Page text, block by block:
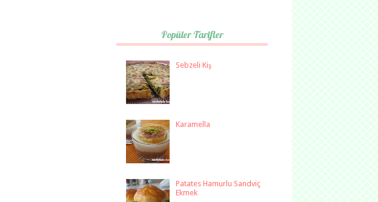
Popüler Tarifler
Sebzeli Kiş
Karamella
Patates Hamurlu Sandviç
Ekmek